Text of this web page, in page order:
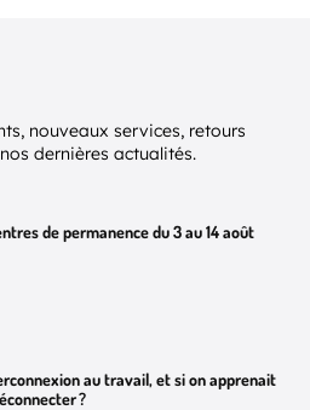
nouveaux services, retours
dernières actualités.
de permanence du 3 au 14 août
au travail, et si on apprenait
?